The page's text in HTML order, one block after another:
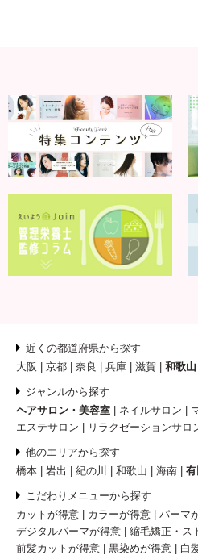
近くの都道府県から探す
大阪
京都 奈良 兵庫 滋賀 和歌山
ジャンルから探す
ヘアサロン・美容室
ネイルサロン
エステサロン
リラクゼーションサロ
他のエリアから探す
橋本
岩出 紀の川 和歌山 海南 有
こだわりメニューから探す
カットが得意
カラーが得意 パーマ
デジタルパーマが得意
縮毛矯正・ス
前髪カットが得意
黒染めが得意
白